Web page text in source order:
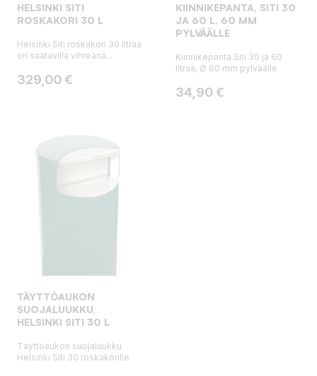
HELSINKI SITI
ROSKAKORI 30 L
Helsinki Siti roskakori 30 litraa
on saatavilla vihreänä...
Hinta
329,00 €
KIINNIKEPANTA, SITI 30
JA 60 L, 60 MM
PYLVÄÄLLE
Kiinnikepanta Siti 30 ja 60
litraa, Ø 60 mm pylväälle
Hinta
34,90 €
TÄYTTÖAUKON
SUOJALUUKKU,
HELSINKI SITI 30 L
Täyttöaukon suojaluukku
Helsinki Siti 30 roskakorille